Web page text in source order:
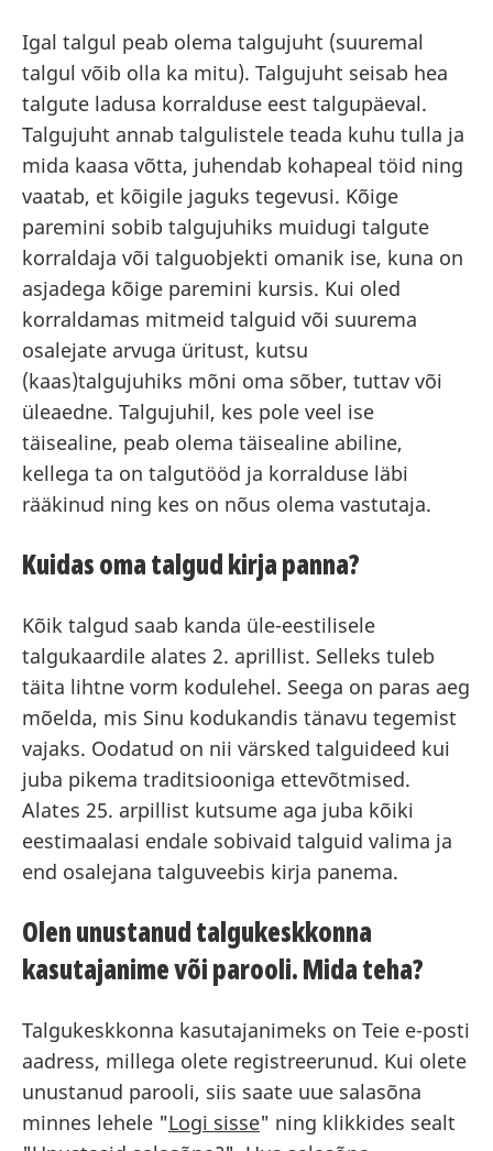
Igal talgul peab olema talgujuht (suuremal
talgul võib olla ka mitu). Talgujuht seisab hea
talgute ladusa korralduse eest talgupäeval.
Talgujuht annab talgulistele teada kuhu tulla ja
mida kaasa võtta, juhendab kohapeal töid ning
vaatab, et kõigile jaguks tegevusi. Kõige
paremini sobib talgujuhiks muidugi talgute
korraldaja või talguobjekti omanik ise, kuna on
asjadega kõige paremini kursis. Kui oled
korraldamas mitmeid talguid või suurema
osalejate arvuga üritust, kutsu
(kaas)talgujuhiks mõni oma sõber, tuttav või
üleaedne. Talgujuhil, kes pole veel ise
täisealine, peab olema täisealine abiline,
kellega ta on talgutööd ja korralduse läbi
rääkinud ning kes on nõus olema vastutaja.
Kuidas oma talgud kirja panna?
Kõik talgud saab kanda üle-eestilisele
talgukaardile alates 2. aprillist. Selleks tuleb
täita lihtne vorm kodulehel. Seega on paras aeg
mõelda, mis Sinu kodukandis tänavu tegemist
vajaks. Oodatud on nii värsked talguideed kui
juba pikema traditsiooniga ettevõtmised.
Alates 25. arpillist kutsume aga juba kõiki
eestimaalasi endale sobivaid talguid valima ja
end osalejana talguveebis kirja panema.
Olen unustanud talgukeskkonna
kasutajanime või parooli. Mida teha?
Talgukeskkonna kasutajanimeks on Teie e-posti
aadress, millega olete registreerunud. Kui olete
unustanud parooli, siis saate uue salasõna
minnes lehele "Logi sisse" ning klikkides sealt